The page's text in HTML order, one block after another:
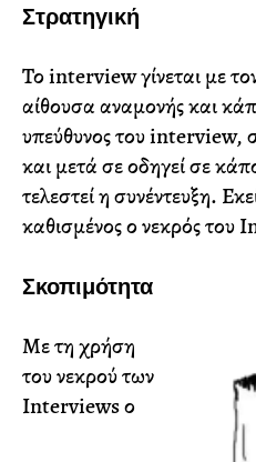
Στρατηγική
Το interview γίνεται με
αίθουσα αναμονής και
υπεύθυνος του interview,
και μετά σε οδηγεί σε
τελεστεί η συνέντευξη.
καθισμένος ο νεκρός του
Σκοπιμότητα
Με τη χρήση
του νεκρού των
Interviews ο